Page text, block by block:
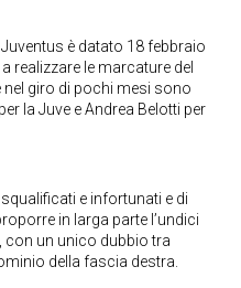
è datato 18 febbraio
realizzare le marcature del
giro di pochi mesi sono
la Juve e Andrea Belotti per
e infortunati e di
in larga parte l’undici
con un unico dubbio tra
della fascia destra.